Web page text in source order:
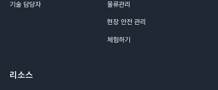
기술 담당자 물류관리
현장 안전 관리
체험하기
리소스